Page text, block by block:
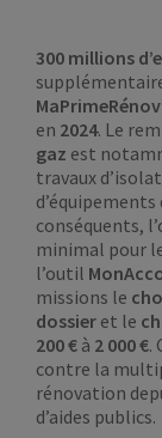
300 millions
en 2024. Le
gaz est
travaux
conséquents,
minimal pour
l’outil
missions le
dossier et le
200 € à 2 000€.
contre la
rénovation
d’aides publics.